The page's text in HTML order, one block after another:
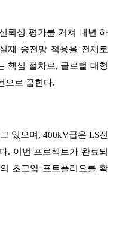
뢰성 평가를 거쳐 내년 하
제 송전망 적용을 전제로
핵심 절차로, 글로벌 대형
으로 꼽힌다.
있으며, 400kV급은 LS전
. 이번 프로젝트가 완료되
초고압 포트폴리오를 확